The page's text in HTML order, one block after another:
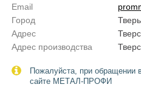
Email
Город
Тверь
Адрес
Адрес производства
Пожалуйста, при
сайте МЕТАЛ-ПРОФИ